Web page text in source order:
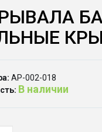
АР-002-018
В наличии